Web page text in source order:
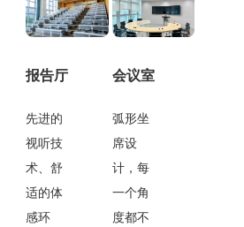
报告厅
先进的
视听技
术、舒
适的体
感环
会议室
弧形坐
席设
计，每
一个角
度都不